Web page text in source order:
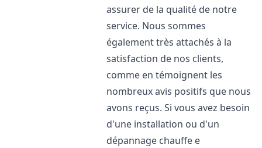
assurer de la qualité de notre
service. Nous sommes
également très attachés à la
satisfaction de nos clients,
comme en témoignent les
nombreux avis positifs que nous
avons reçus. Si vous avez besoin
d'une installation ou d'un
dépannage chauffe e